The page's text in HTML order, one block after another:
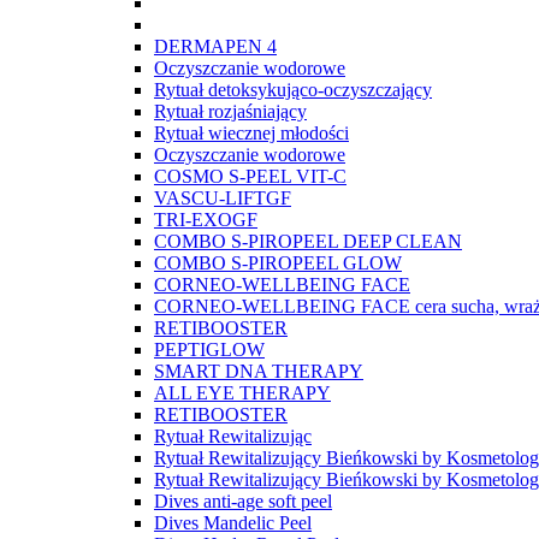
DERMAPEN 4
Oczyszczanie wodorowe
Rytuał detoksykująco-oczyszczający
Rytuał rozjaśniający
Rytuał wiecznej młodości
Oczyszczanie wodorowe
COSMO S-PEEL VIT-C
VASCU-LIFTGF
TRI-EXOGF
COMBO S-PIROPEEL DEEP CLEAN
COMBO S-PIROPEEL GLOW
CORNEO-WELLBEING FACE
CORNEO-WELLBEING FACE cera sucha,
RETIBOOSTER
PEPTIGLOW
SMART DNA THERAPY
ALL EYE THERAPY
RETIBOOSTER
Rytuał Rewitalizując
Rytuał Rewitalizujący Bieńkowski by
Rytuał Rewitalizujący Bieńkowski by
Dives anti-age soft peel
Dives Mandelic Peel